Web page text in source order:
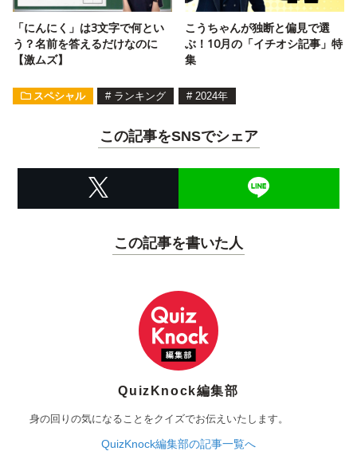
「にんにく」は3文字で何とい
う？名前を答えるだけなのに
【激ムズ】
こうちゃんが独断と偏見で選
ぶ！10月の「イチオシ記事」特
集
スペシャル # ランキング # 2024年
この記事をSNSでシェア
この記事を書いた人
QuizKnock編集部
身の回りの気になることをクイズでお伝えいたします。
QuizKnock編集部の記事一覧へ